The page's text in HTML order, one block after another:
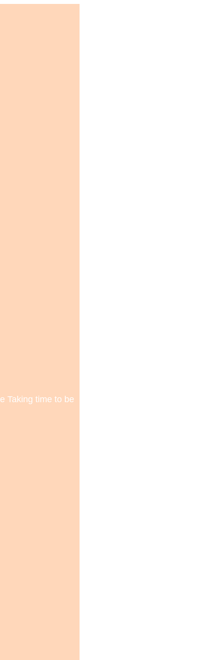
Taking time to be